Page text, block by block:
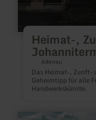
Heimat-,
Adenau
Das Heimat-, Zunft-
Geheimtipp für alle
Handwerkskünste.